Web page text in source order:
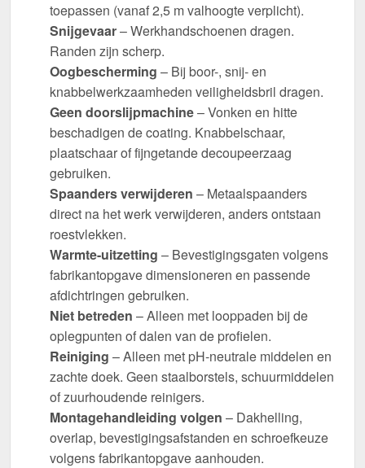
toepassen (vanaf 2,5 m valhoogte verplicht).
Snijgevaar– Werkhandschoenen dragen.
Randen zijn scherp.
Oogbescherming – Bij boor-, snij- en
knabbelwerkzaamheden veiligheidsbril dragen.
Geen doorslijpmachine– Vonken en hitte
beschadigen de coating. Knabbelschaar,
plaatschaar of fijngetande decoupeerzaag
gebruiken.
Spaanders verwijderen – Metaalspaanders
direct na het werk verwijderen, anders ontstaan
roestvlekken.
Warmte-uitzetting – Bevestigingsgaten volgens
fabrikantopgave dimensioneren en passende
afdichtringen gebruiken.
Niet betreden – Alleen met looppaden bij de
oplegpunten of dalen van de profielen.
Reiniging – Alleen met pH-neutrale middelen en
zachte doek. Geen staalborstels, schuurmiddelen
of zuurhoudende reinigers.
Montagehandleiding volgen – Dakhelling,
overlap, bevestigingsafstanden en schroefkeuze
volgens fabrikantopgave aanhouden.